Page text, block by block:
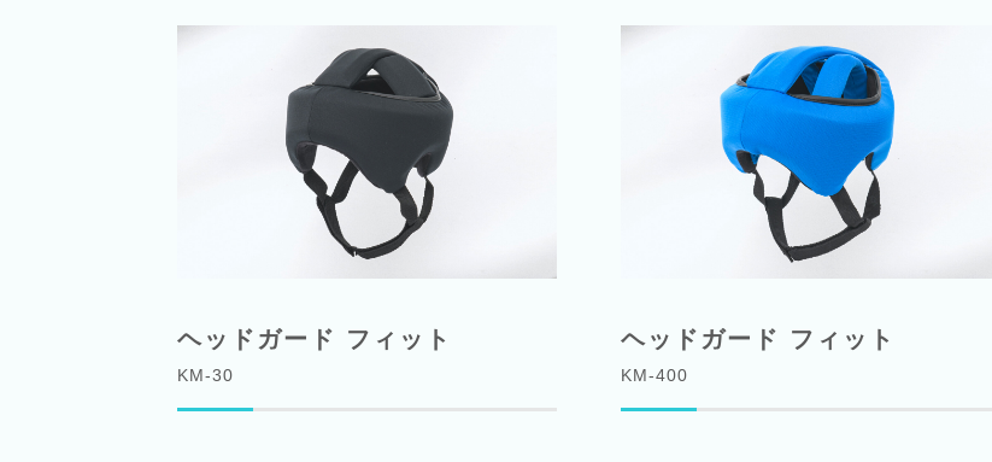
ヘッドガード フィット
KM-30
ヘッドガード フィット
KM-400